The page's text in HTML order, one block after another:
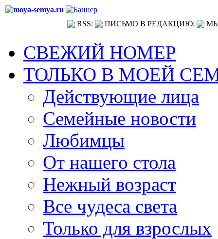
RSS: ПИСЬМО В РЕДАКЦИЮ:
СВЕЖИЙ НОМЕР
ТОЛЬКО В МОЕЙ
Действующие лица
Семейные новости
Любимцы
От нашего стола
Нежный возраст
Все чудеса света
Только для взрослых